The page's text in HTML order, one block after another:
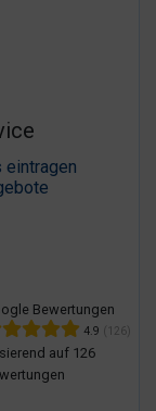
Bewertungen
4.9 (126)
auf 126